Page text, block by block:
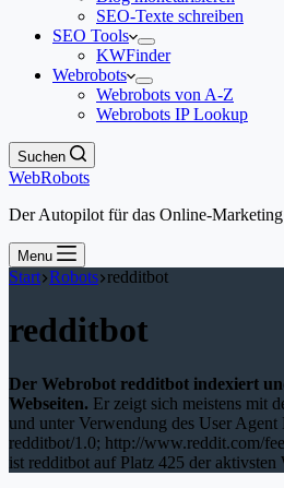
SEO-Texte schreiben
SEO Tools
KWFinder
Webrobots
Webrobots von A-Z
Webrobots IP Lookup
Suchen
WebRobots
Der Autopilot für das Online-Marketing
Menu
Start Robots redditbot
redditbot
Der Webrobot redditbot indexiert
Webseiten. Er zeigt sich meistens mit
und unter Verwendung des User
redditbot/1.0; http://www.reddit.com/
ist redditbot auf Platz 425 der aktivsten